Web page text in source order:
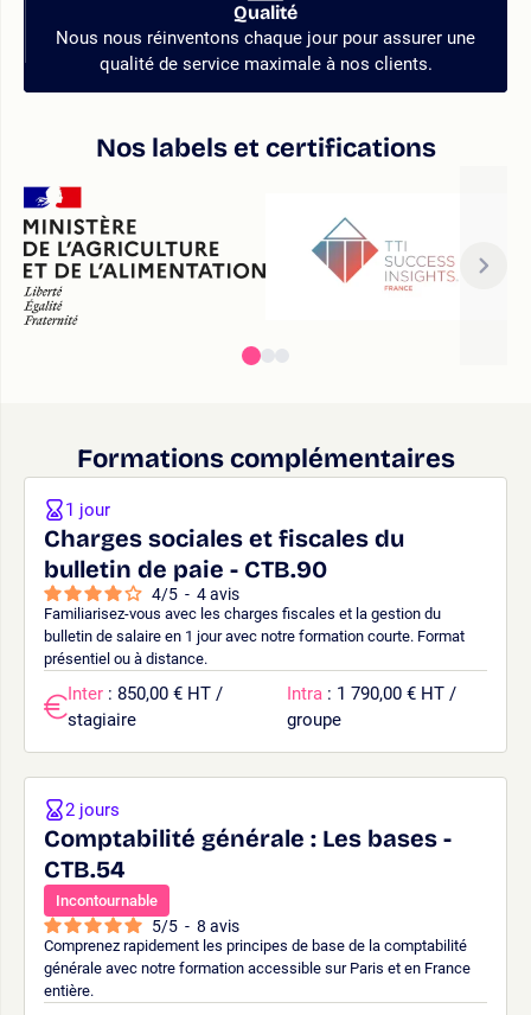
Qualité
Nous nous réinventons chaque jour pour assurer une
qualité de service maximale à nos clients.
Nos labels et certifications
Formations complémentaires
Charges sociales et fiscales du
bulletin de paie - CTB.90
4/5 - 4avis
Familiarisez-vous avec les charges fiscales et la gestion du
bulletin de salaire en 1 jour avec notre formation courte. Format
présentiel ou à distance.
1 jour
Inter : 850,00 € HT /
stagiaire
Intra : 1 790,00 € HT /
groupe
Comptabilité générale : Les bases -
CTB.54
Incontournable
5/5 - 8 avis
Comprenez rapidement les principes de base de la comptabilité
générale avec notre formation accessible sur Paris et en France
entière.
2 jours